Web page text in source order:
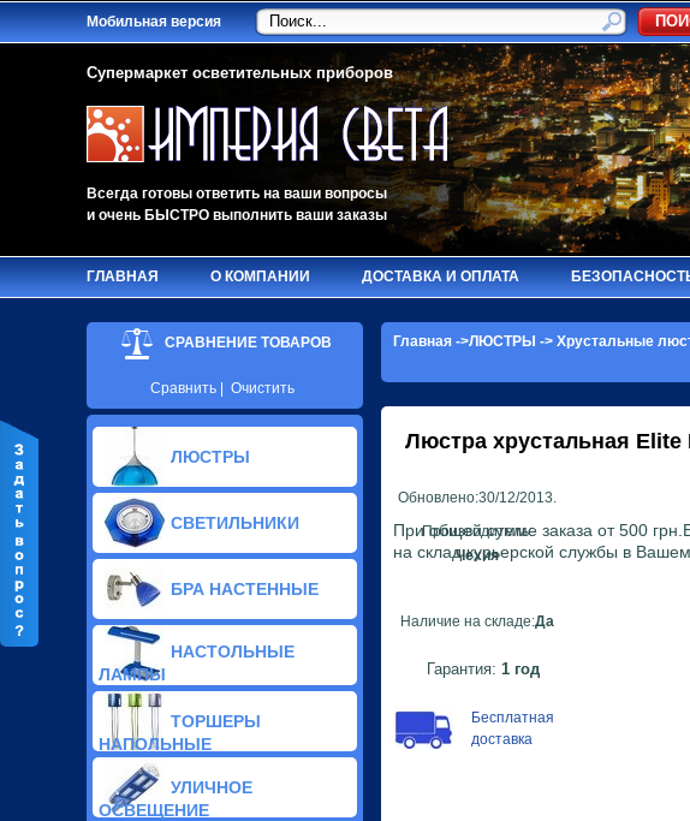
Мобильная версия
Супермаркет осветительных приборов
Всегда готовы ответить на ваши вопросы
и очень БЫСТРО выполнить ваши заказы
ГЛАВНАЯ О КОМПАНИИ ДОСТАВКА И ОПЛАТА
Главная ->ЛЮСТРЫ -> Хрустальные
Люстра хрустальная Elite
Обновлено:30/12/2013.
Производитель:
Чехия
Наличие на складе:Да
Гарантия: 1 год
Бесплатная
доставка
При общей сумме заказа от 500
на склад курьерской службы в
СРАВНЕНИЕ ТОВАРОВ
Сравнить Очистить
ЛЮСТРЫ
Стеклянные люстры(224)
Хрустальные люстры(46)
Классические люстры(238)
Галогенные люстры(166)
Припотолочные люстры(534)
Потолочные люстры Led(105)
Подвесы люстры(157)
Тиффани люстры(19)
Светодиодные люстры(3)
СВЕТИЛЬНИКИ
БРА НАСТЕННЫЕ
НАСТОЛЬНЫЕ
ЛАМПЫ
ТОРШЕРЫ
НАПОЛЬНЫЕ
УЛИЧНОЕ
ОСВЕЩЕНИЕ